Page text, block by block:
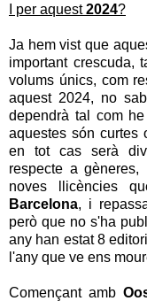
I per aquest2024?
Ja hem vist que
important crescuda,
volums únics, com
aquest 2024, no
dependrà tal com
aquestes són
en tot cas serà
respecte a
noves llicències
Barcelona, i
però que no s'ha
any han estat 8
l'any que ve ens
Començant amb